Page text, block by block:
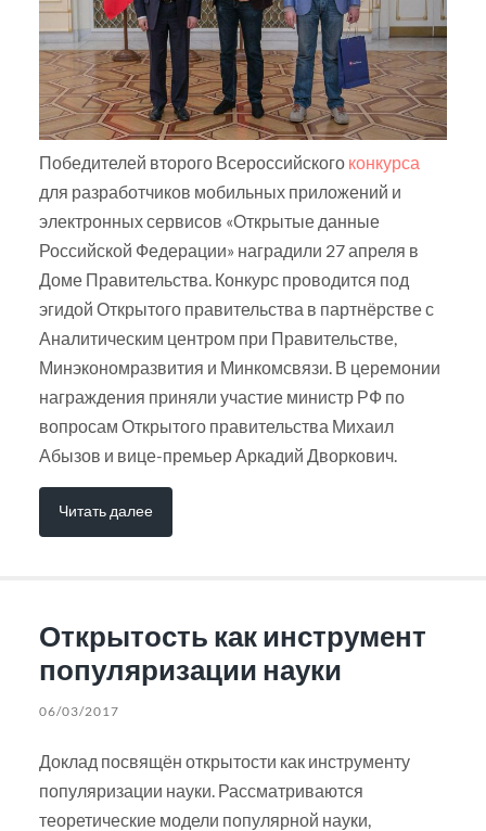
Победителей второго Всероссийского конкурса
для разработчиков мобильных приложений и
электронных сервисов «Открытые данные
Российской Федерации» наградили 27 апреля в
Доме Правительства. Конкурс проводится под
эгидой Открытого правительства в партнёрстве с
Аналитическим центром при Правительстве,
Минэкономразвития и Минкомсвязи. В церемонии
награждения приняли участие министр РФ по
вопросам Открытого правительства Михаил
Абызов и вице-премьер Аркадий Дворкович.
Читать далее
Открытость как инструмент
популяризации науки
06/03/2017
Доклад посвящён открытости как инструменту
популяризации науки. Рассматриваются
теоретические модели популярной науки,